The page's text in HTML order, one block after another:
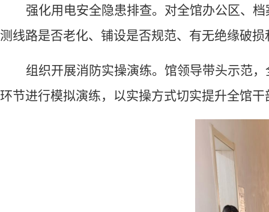
强化用电安全隐患排查。 对全馆办公区、
测 线路是否老化、铺设是否规范、有无绝缘破
组织开展消防实操演练。 馆领导带头示范，
环节进行模拟演练， 以实操方式切实提升全馆干